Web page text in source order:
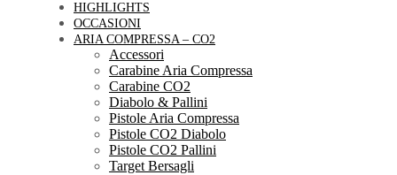
HIGHLIGHTS
OCCASIONI
ARIA COMPRESSA – CO2
Accessori
Carabine Aria Compressa
Carabine CO2
Diabolo & Pallini
Pistole Aria Compressa
Pistole CO2 Diabolo
Pistole CO2 Pallini
Target Bersagli